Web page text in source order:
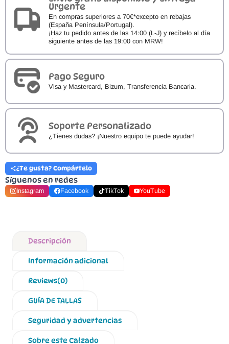
Urgente
En compras superiores a 70€*excepto en rebajas
(España Península/Portugal).
¡Haz tu pedido antes de las 14:00 (L-J) y recíbelo al día
siguiente antes de las 19:00 con MRW!
Pago Seguro
Visa y Mastercard, Bizum, Transferencia Bancaria.
Soporte Personalizado
¿Tienes dudas? ¡Nuestro equipo te puede ayudar!
¿Te gusta? Compártelo
Síguenos en redes
Instagram Facebook TikTok YouTube
Descripción
Información adicional
Reviews(0)
GUÍA DE TALLAS
Seguridad y advertencias
Sobre este Calzado